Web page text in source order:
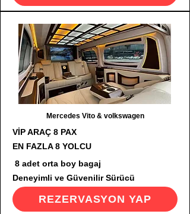
Mercedes Vito & volkswagen
VİP ARAÇ 8 PAX
EN FAZLA 8 YOLCU
8 adet orta boy bagaj
Deneyimli ve Güvenilir Sürücü
REZERVASYON YAP